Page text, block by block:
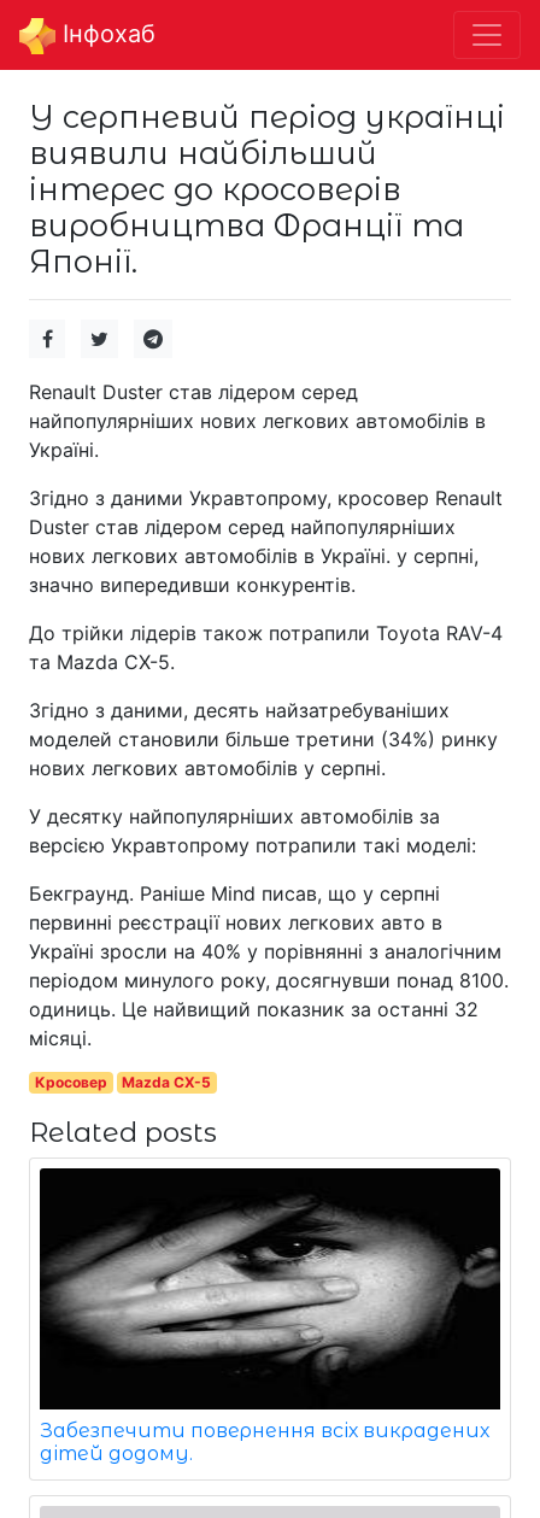
Інфохаб
У серпневий період українці
виявили найбільший
інтерес до кросоверів
виробництва Франції та
Японії.
Renault Duster став лідером серед
найпопулярніших нових легкових автомобілів в
Україні.
Згідно з даними Укравтопрому, кросовер Renault
Duster став лідером серед найпопулярніших
нових легкових автомобілів в Україні. у серпні,
значно випередивши конкурентів.
До трійки лідерів також потрапили Toyota RAV-4
та Mazda CX-5.
Згідно з даними, десять найзатребуваніших
моделей становили більше третини (34%) ринку
нових легкових автомобілів у серпні.
У десятку найпопулярніших автомобілів за
версією Укравтопрому потрапили такі моделі:
Бекграунд. Раніше Mind писав, що у серпні
первинні реєстрації нових легкових авто в
Україні зросли на 40% у порівнянні з аналогічним
періодом минулого року, досягнувши понад 8100.
одиниць. Це найвищий показник за останні 32
місяці.
Кросовер Mazda CX-5
Related posts
Забезпечити повернення всіх викрадених
дітей додому.